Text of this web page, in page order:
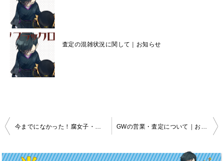
査定の混雑状況に関して｜お知らせ
投
ナ
今までになかった！腐女子・乙女向け商品買取専門店がオープン！ GWの営業・査定について｜お知らせ